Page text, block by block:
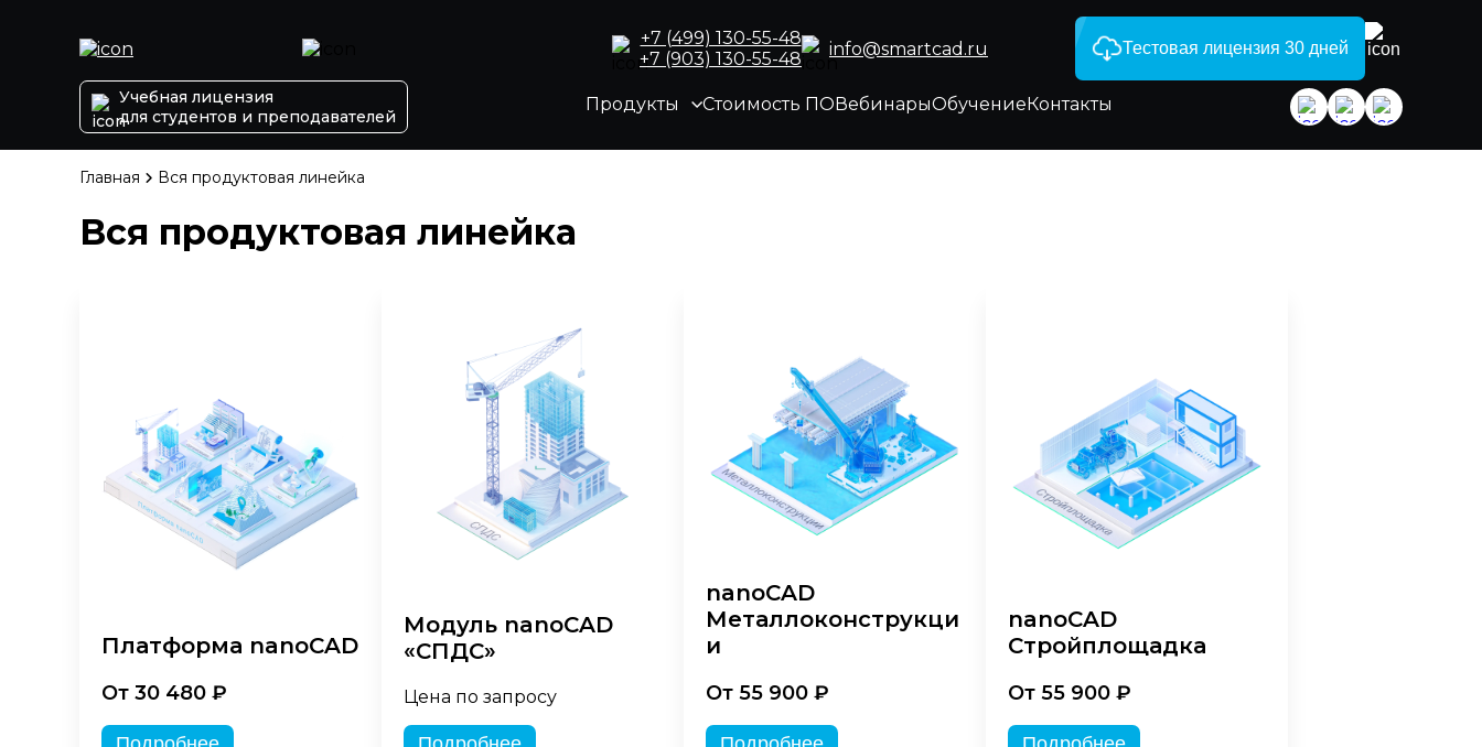
+7 (499) 130-55-48
+7 (903) 130-55-48
info@smartcad.ru Тестовая лицензия 30 дней
Учебная лицензия
для студентов и преподавателей
Продукты Стоимость ПОВебинарыОбучениеКонтакты
Главная Вся продуктовая линейка
Вся продуктовая линейка
Платформа nanoCAD
От 30 480 ₽
Модуль nanoCAD
«СПДС»
Цена по запросу
nanoCAD
Металлоконструкци
и
От 55 900 ₽
nanoCAD
Стройплощадка
От 55 900 ₽